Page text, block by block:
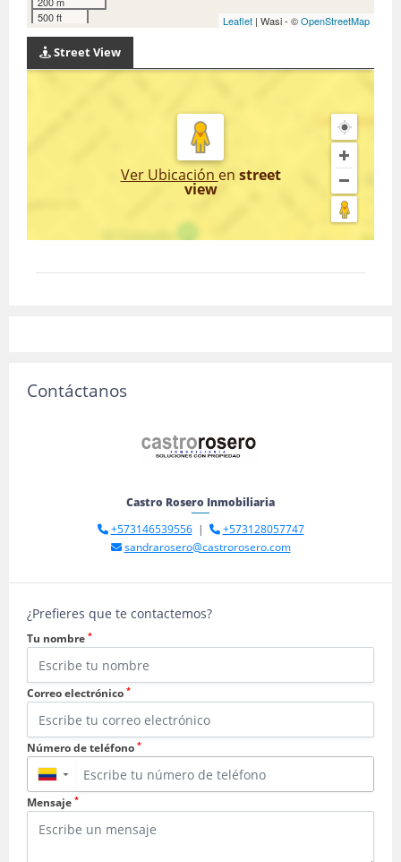
500 ft
Leaflet | Wasi - ©OpenStreetMap
Street View
Ver Ubicación en street
view
Contáctanos
Castro Rosero Inmobiliaria
+573146539556|
+573128057747
sandrarosero@castrorosero.com
¿Prefieres que te contactemos?
Tu nombre *
Correo electrónico *
Número de teléfono *
▼
Mensaje *